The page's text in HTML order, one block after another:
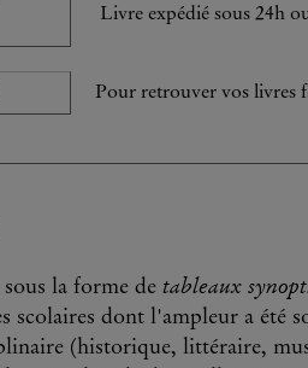
Livre expédié sous 24h
Pour retrouver vos livres
la forme de tableaux
scolaires dont l'ampleur a été
(historique, littéraire,